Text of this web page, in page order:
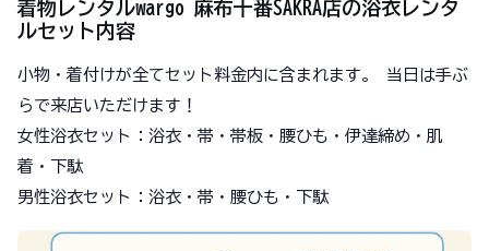
着物レンタルwargo 麻布十番SAKRA店の浴衣レンタ
ルセット内容
小物・着付けが全てセット料金内に含まれます。 当日は手ぶ
らで来店いただけます！
女性浴衣セット：浴衣・帯・帯板・腰ひも・伊達締め・肌
着・下駄
男性浴衣セット：浴衣・帯・腰ひも・下駄